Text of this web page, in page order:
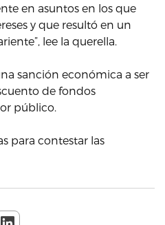
en asuntos en los que
y que resultó en un
lee la querella.
sanción económica a ser
de fondos
público.
para contestar las